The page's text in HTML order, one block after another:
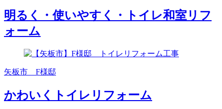
明るく・使いやすく・トイレ和室リフ
ォーム
矢板市 F様邸
かわいくトイレリフォーム